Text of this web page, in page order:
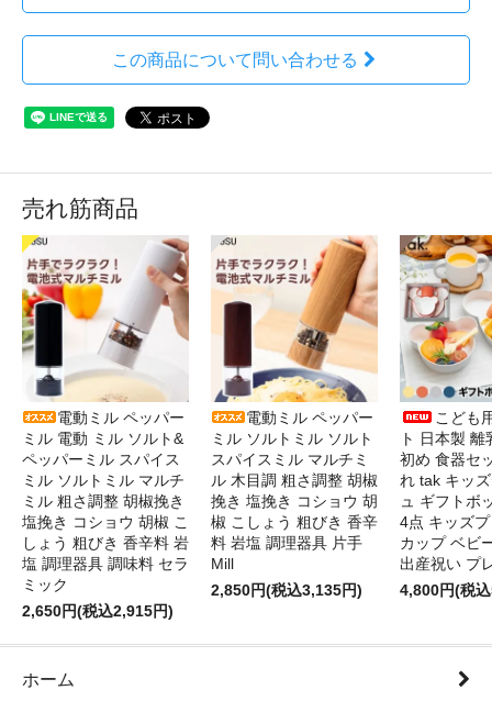
この商品について問い合わせる
売れ筋商品
電動ミル ペッパー
ミル 電動 ミル ソルト&
ペッパーミル スパイス
ミル ソルトミル マルチ
ミル 粗さ調整 胡椒挽き
塩挽き コショウ 胡椒 こ
しょう 粗びき 香辛料 岩
塩 調理器具 調味料 セラ
ミック
2,650円(税込2,915円)
電動ミル ペッパー
ミル ソルトミル ソルト
スパイスミル マルチミ
ル 木目調 粗さ調整 胡椒
挽き 塩挽き コショウ 胡
椒 こしょう 粗びき 香辛
料 岩塩 調理器具 片手
Mill
2,850円(税込3,135円)
こども
ト 日本製
初め 食器セ
れ tak キッ
ュ ギフトボ
4点 キッズ
カップ ベビ
出産祝い プ
4,800円(税
ホーム